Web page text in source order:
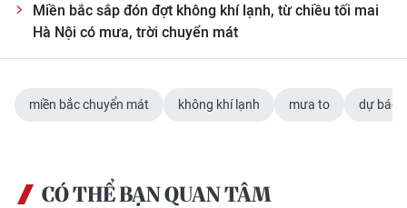
ĐỌC BÁO IN
Miền bắc sắp đón đợt không khí lạnh, từ chiều tối mai
Hà Nội có mưa, trời chuyển mát
miền bắc chuyển mát không khí lạnh mưa to dự báo
CÓ THỂ BẠN QUAN TÂM